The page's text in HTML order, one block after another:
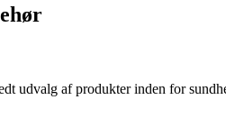
udvalg af produkter inden for